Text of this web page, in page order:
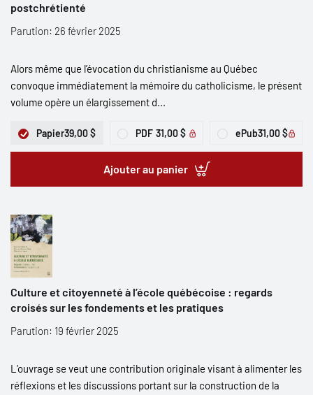
postchrétienté
Parution: 26 février 2025
Alors même que l’évocation du christianisme au Québec
convoque immédiatement la mémoire du catholicisme, le présent
volume opère un élargissement d...
Papier39,00 $ PDF 31,00 $ ePub31,00 $
Ajouter au panier
Culture et citoyenneté à l’école québécoise : regards
croisés sur les fondements et les pratiques
Parution: 19 février 2025
L’ouvrage se veut une contribution originale visant à alimenter les
réflexions et les discussions portant sur la construction de la